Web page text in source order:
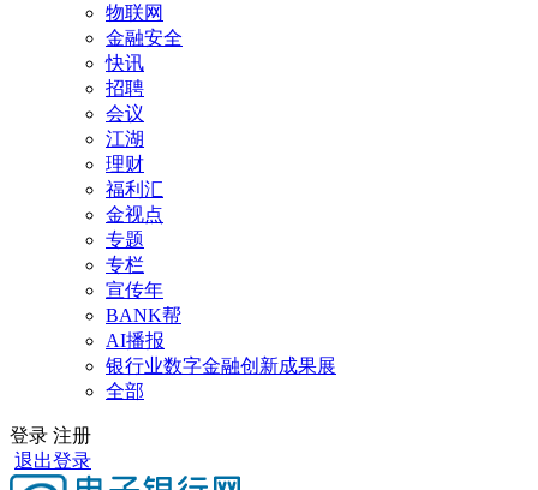
物联网
金融安全
快讯
招聘
会议
江湖
理财
福利汇
金视点
专题
专栏
宣传年
BANK帮
AI播报
银行业数字金融创新成果展
全部
登录 注册
退出登录